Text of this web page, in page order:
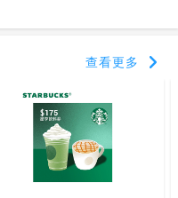
查看更多